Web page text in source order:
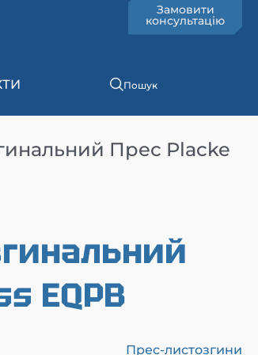
Замовити
консультацію
Пошук
Прес Placke
EQPB
Прес-листозгини